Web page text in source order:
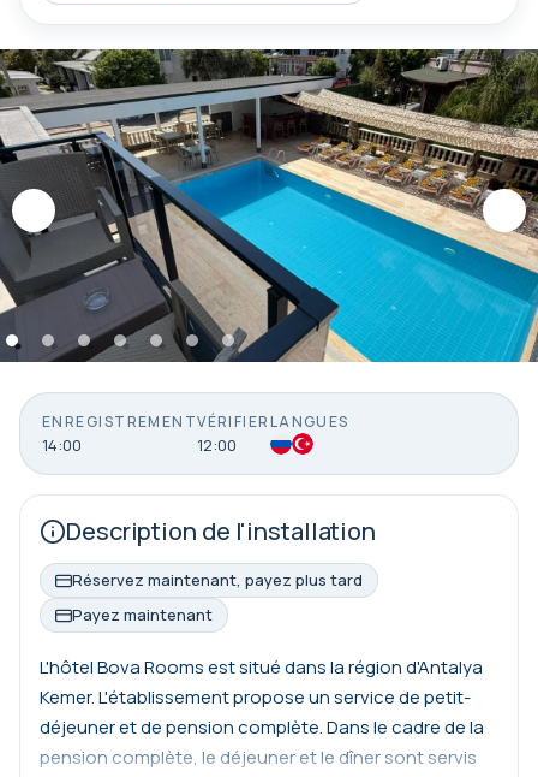
ENREGISTREMENT
14:00
VÉRIFIER
12:00
LANGUES
Description de l'installation
Réservez maintenant, payez plus tard
Payez maintenant
L'hôtel Bova Rooms est situé dans la région d'Antalya
Kemer. L'établissement propose un service de petit-
déjeuner et de pension complète. Dans le cadre de la
pension complète, le déjeuner et le dîner sont servis